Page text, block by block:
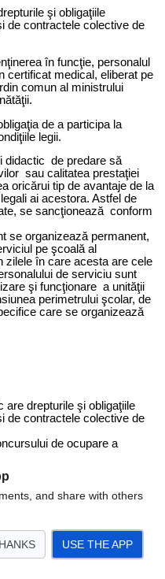
and share with others
USE THE APP
şi obligaţiile
de contractele colective de
în funcţie, personalul
certificat medical, eliberat pe
comun al ministrului
de a participa la
legii.
didactic de predare să
sau calitatea prestaţiei
oricărui tip de avantaje de la
ai acestora. Astfel de
se sancţionează conform
se organizează permanent,
pe şcoală al
zilele în care acesta are cele
de serviciu sunt
şi funcţionare a unităţii
perimetrului şcolar, de
care se organizează
drepturile şi obligaţiile
de contractele colective de
de ocupare a
al unităţii de învăţământ
rezultatele concursului.
în unitateade învăţământ
director, cu aprobarea
nedidactic este coordonată